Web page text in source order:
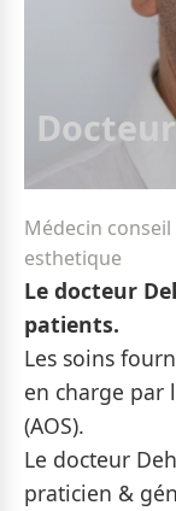
Médecin
esthetique
Le docteur
patients.
Les soins
en charge par
(AOS).
Le docteur
praticien &